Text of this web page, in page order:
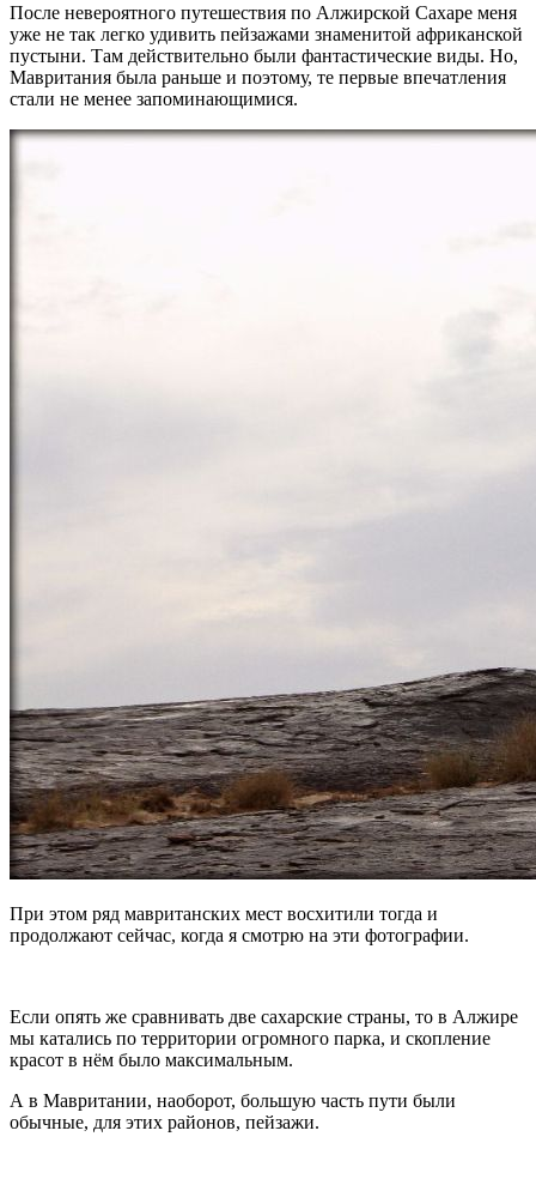
После невероятного путешествия по Алжирской Сахаре меня
уже не так легко удивить пейзажами знаменитой африканской
пустыни. Там действительно были фантастические виды. Но,
Мавритания была раньше и поэтому, те первые впечатления
стали не менее запоминающимися.
При этом ряд мавританских мест восхитили тогда и
продолжают сейчас, когда я смотрю на эти фотографии.
Если опять же сравнивать две сахарские страны, то в Алжире
мы катались по территории огромного парка, и скопление
красот в нём было максимальным.
А в Мавритании, наоборот, большую часть пути были
обычные, для этих районов, пейзажи.